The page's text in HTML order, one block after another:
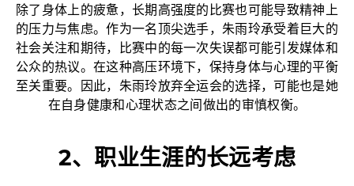
除了身体上的疲惫，长期高强度的比赛也可能导致精神上
的压力与焦虑。作为一名顶尖选手，朱雨玲承受着巨大的
社会关注和期待，比赛中的每一次失误都可能引发媒体和
公众的热议。在这种高压环境下，保持身体与心理的平衡
至关重要。因此，朱雨玲放弃全运会的选择，可能也是她
在自身健康和心理状态之间做出的审慎权衡。
2、职业生涯的长远考虑